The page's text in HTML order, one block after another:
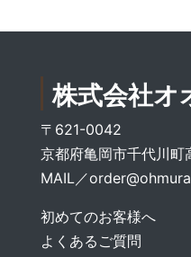
株式会社オ
〒621-0042
京都府亀岡市千代川町
MAIL／
初めてのお客様へ
よくあるご質問